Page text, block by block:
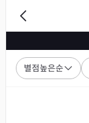
별점높은순